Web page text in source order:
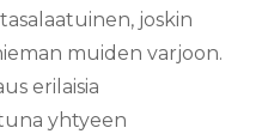
joskin
muiden varjoon.
erilaisia
yhtyeen